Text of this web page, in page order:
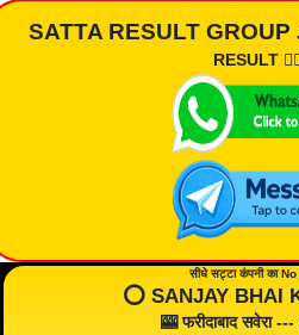
SATTA RESULT GROUP
RESULT
सीधे सट्टा कंपनी का No
⭕️ SANJAY BHAI
🎰 फरीदाबाद सवेरा